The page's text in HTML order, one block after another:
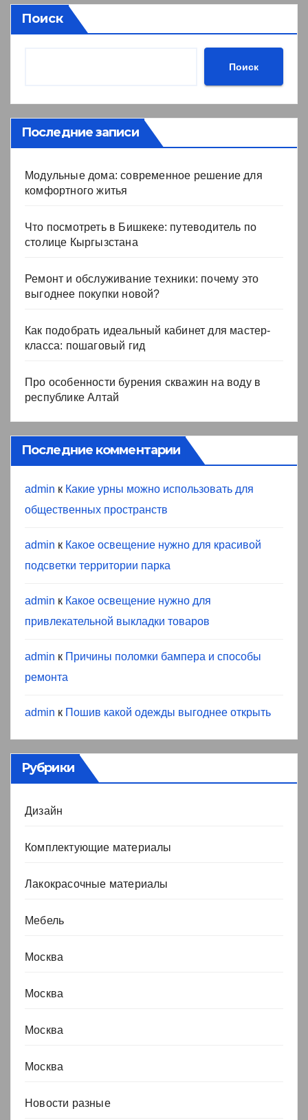
Поиск
Поиск
Последние записи
Модульные дома: современное решение для
комфортного житья
Что посмотреть в Бишкеке: путеводитель по
столице Кыргызстана
Ремонт и обслуживание техники: почему это
выгоднее покупки новой?
Как подобрать идеальный кабинет для мастер-
класса: пошаговый гид
Про особенности бурения скважин на воду в
республике Алтай
Последние комментарии
admin к Какие урны можно использовать для
общественных пространств
admin к Какое освещение нужно для красивой
подсветки территории парка
admin к Какое освещение нужно для
привлекательной выкладки товаров
admin к Причины поломки бампера и способы
ремонта
admin к Пошив какой одежды выгоднее открыть
Рубрики
Дизайн
Комплектующие материалы
Лакокрасочные материалы
Мебель
Москва
Москва
Москва
Москва
Новости разные